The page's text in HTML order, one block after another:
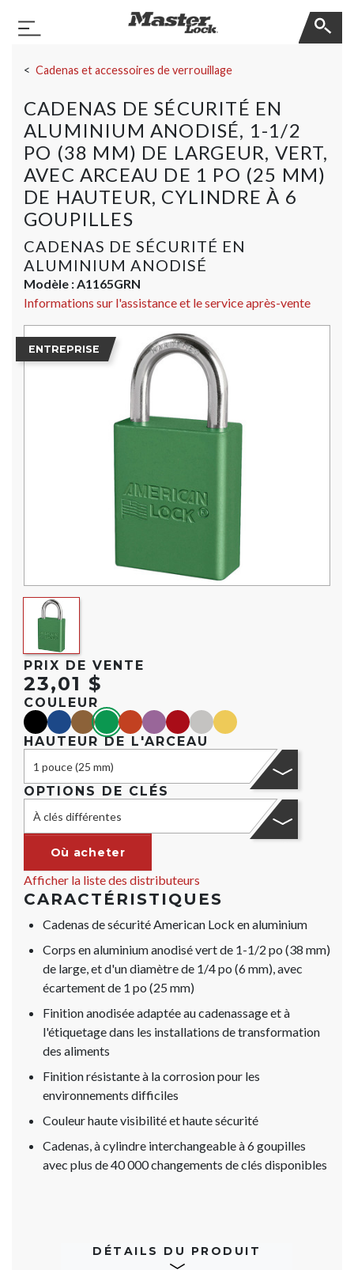
Basculer la navigation
Cadenas et accessoires de verrouillage
CADENAS DE SÉCURITÉ EN
ALUMINIUM ANODISÉ, 1-1/2
PO (38 MM) DE LARGEUR, VERT,
AVEC ARCEAU DE 1 PO (25 MM)
DE HAUTEUR, CYLINDRE À 6
GOUPILLES
CADENAS DE SÉCURITÉ EN
ALUMINIUM ANODISÉ
Modèle :A1165GRN
Informations sur l'assistance et le service après-vente
ENTREPRISE
PRIX DE VENTE
23,01 $
COULEUR
blackblueMarrongreenorangepurplered Argentyellow
HAUTEUR DE L'ARCEAU
1 pouce (25 mm)
OPTIONS DE CLÉS
À clés différentes
Où acheter
Afficher la liste des distributeurs
CARACTÉRISTIQUES
Cadenas de sécurité American Lock en aluminium
Corps en aluminium anodisé vert de 1-1/2 po (38 mm)
de large, et d'un diamètre de 1/4 po (6 mm), avec
écartement de 1 po (25 mm)
Finition anodisée adaptée au cadenassage et à
l'étiquetage dans les installations de transformation
des aliments
Finition résistante à la corrosion pour les
environnements difficiles
Couleur haute visibilité et haute sécurité
Cadenas, à cylindre interchangeable à 6 goupilles
avec plus de 40 000 changements de clés disponibles
DÉTAILS DU PRODUIT